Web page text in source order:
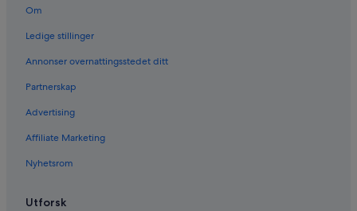
Om
Ledige stillinger
Annonser overnattingsstedet ditt
Partnerskap
Advertising
Affiliate Marketing
Nyhetsrom
Utforsk